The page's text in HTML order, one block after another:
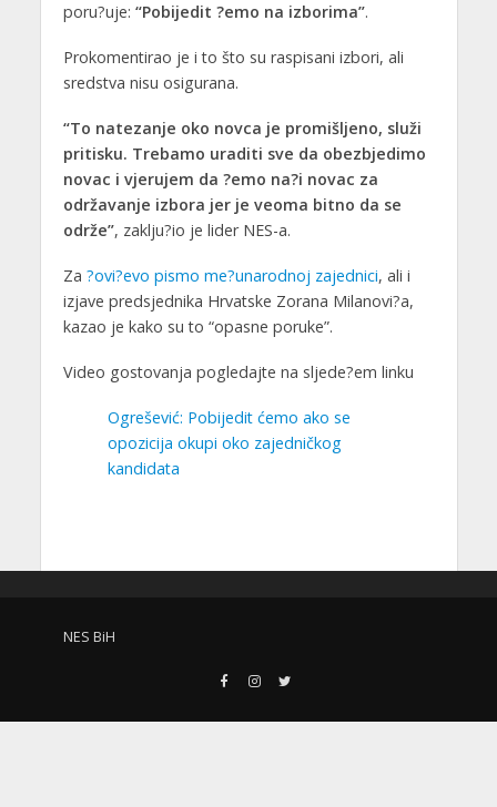
poru?uje: “Pobijedit ?emo na izborima”.
Prokomentirao je i to što su raspisani izbori, ali
sredstva nisu osigurana.
“To natezanje oko novca je promišljeno, služi
pritisku. Trebamo uraditi sve da obezbjedimo
novac i vjerujem da ?emo na?i novac za
održavanje izbora jer je veoma bitno da se
održe”, zaklju?io je lider NES-a.
Za ?ovi?evo pismo me?unarodnoj zajednici, ali i
izjave predsjednika Hrvatske Zorana Milanovi?a,
kazao je kako su to “opasne poruke”.
Video gostovanja pogledajte na sljede?em linku
Ogrešević: Pobijedit ćemo ako se
opozicija okupi oko zajedničkog
kandidata
NES BiH